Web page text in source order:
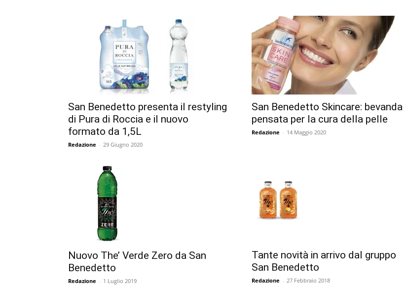
San Benedetto presenta il restyling
di Pura di Roccia e il nuovo
formato da 1,5L
Redazione - 29 Giugno 2020
San Benedetto Skincare: bevanda
pensata per la cura della pelle
Redazione - 14 Maggio 2020
Nuovo The’ Verde Zero da San
Benedetto
Redazione - 1 Luglio 2019
Tante novità in arrivo dal gruppo
San Benedetto
Redazione - 27 Febbraio 2018